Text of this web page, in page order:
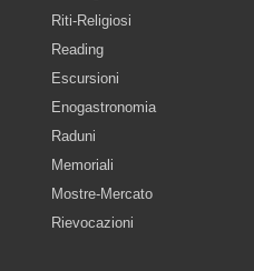
Riti-Religiosi
Reading
Escursioni
Enogastronomia
Raduni
Memoriali
Mostre-Mercato
Rievocazioni